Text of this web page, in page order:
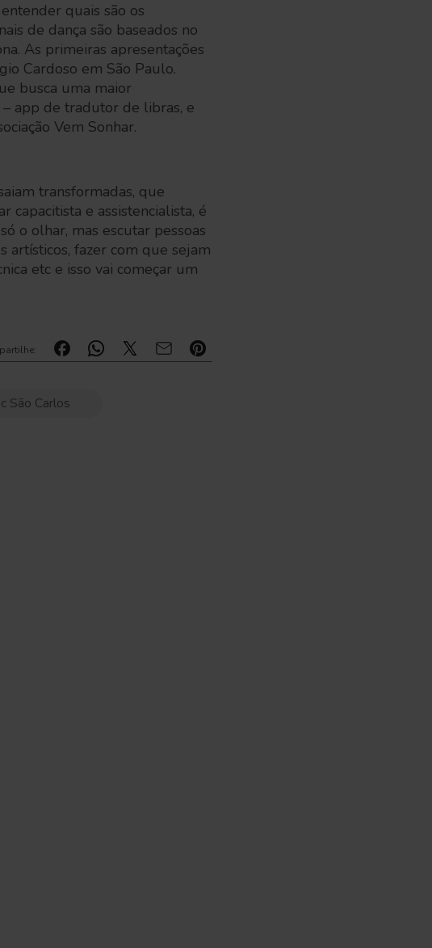
quais são os
de dança são baseados no
As primeiras apresentações
Cardoso em São Paulo.
busca uma maior
app de tradutor de libras, e
Vem Sonhar.
transformadas, que
e assistencialista, é
o olhar, mas escutar pessoas
artísticos, fazer com que sejam
etc e isso vai começar um
São Carlos